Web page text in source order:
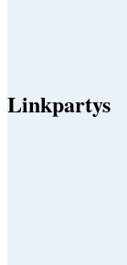
Linkpartys